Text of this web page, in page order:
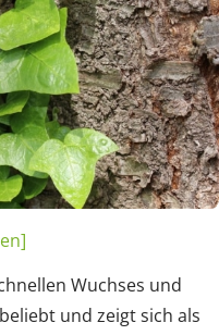
Wuchses und
und zeigt sich als